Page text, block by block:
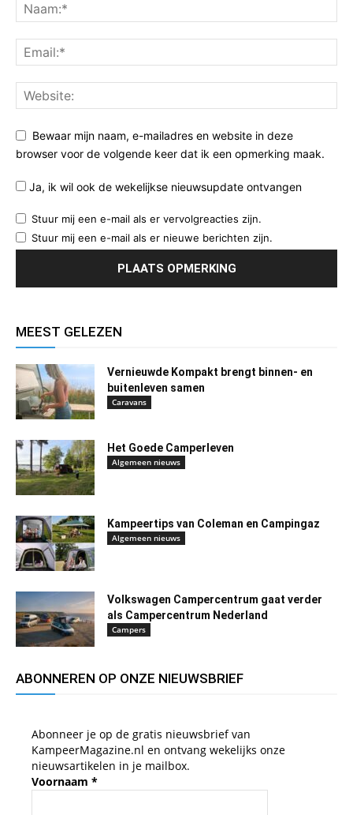
Bewaar mijn naam, e-mailadres en website in deze
browser voor de volgende keer dat ik een opmerking maak.
Ja, ik wil ook de wekelijkse nieuwsupdate ontvangen
Stuur mij een e-mail als er vervolgreacties zijn.
Stuur mij een e-mail als er nieuwe berichten zijn.
MEEST GELEZEN
Vernieuwde Kompakt brengt binnen- en
buitenleven samen
Caravans
Het Goede Camperleven
Algemeen nieuws
Kampeertips van Coleman en Campingaz
Algemeen nieuws
Volkswagen Campercentrum gaat verder
als Campercentrum Nederland
Campers
ABONNEREN OP ONZE NIEUWSBRIEF
Abonneer je op de gratis nieuwsbrief van
KampeerMagazine.nl en ontvang wekelijks onze
nieuwsartikelen in je mailbox.
Voornaam *